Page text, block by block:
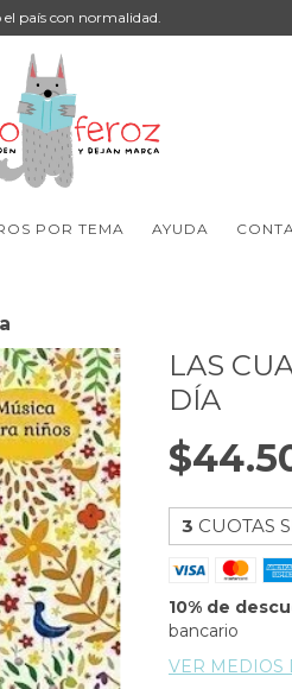
el país con normalidad.
POR TEMA AYUDA
LAS
DÍA
3 CUOTAS
10% de
bancario
VER MEDIOS